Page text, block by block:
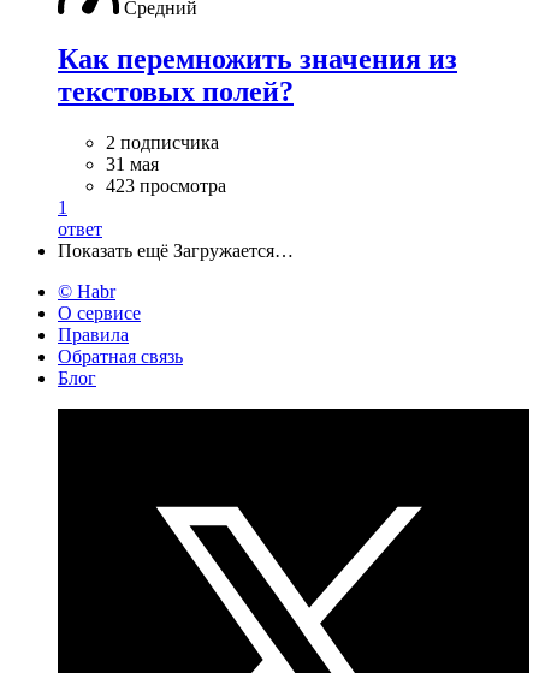
Средний
Как перемножить значения из
текстовых полей?
2 подписчика
31 мая
423 просмотра
1
ответ
Показать ещё Загружается…
© Habr
О сервисе
Правила
Обратная связь
Блог